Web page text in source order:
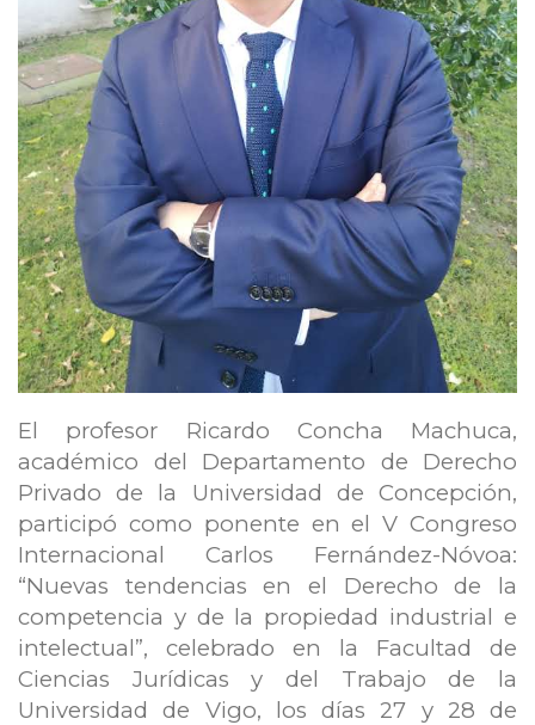
El profesor Ricardo Concha Machuca,
académico del Departamento de Derecho
Privado de la Universidad de Concepción,
participó como ponente en el V Congreso
Internacional Carlos Fernández-Nóvoa:
“Nuevas tendencias en el Derecho de la
competencia y de la propiedad industrial e
intelectual”, celebrado en la Facultad de
Ciencias Jurídicas y del Trabajo de la
Universidad de Vigo, los días 27 y 28 de